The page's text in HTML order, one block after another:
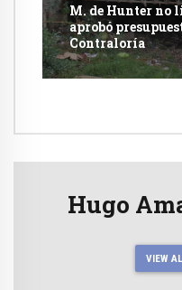
M. de Hunter no
aprobó
Contraloría
Hugo
VIEW